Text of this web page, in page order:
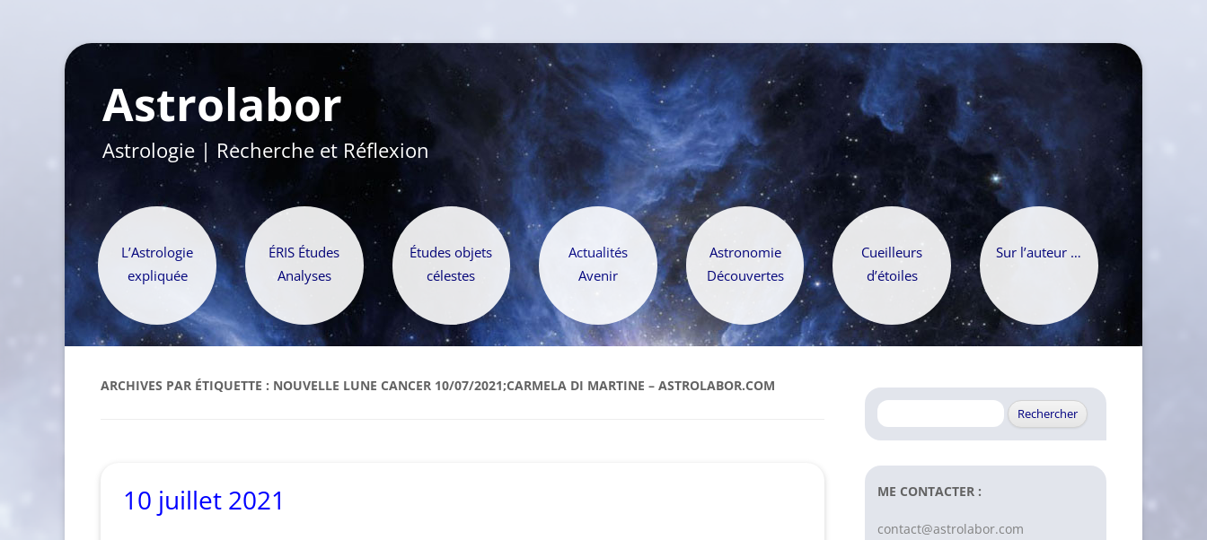
Astrolabor
Astrologie | Recherche et Réflexion
au
contenu
L’Astrologie
expliquée
ÉRIS Études
Analyses
Études objets
célestes
Actualités
Avenir
Astronomie
Découvertes
Cueilleurs
d’étoiles
Sur l’auteur …
ARCHIVES PAR ÉTIQUETTE : NOUVELLE LUNE CANCER 10/07/2021;CARMELA DI MARTINE – ASTROLABOR.COM
10 juillet 2021
Rechercher :
ME CONTACTER :
contact@astrolabor.com